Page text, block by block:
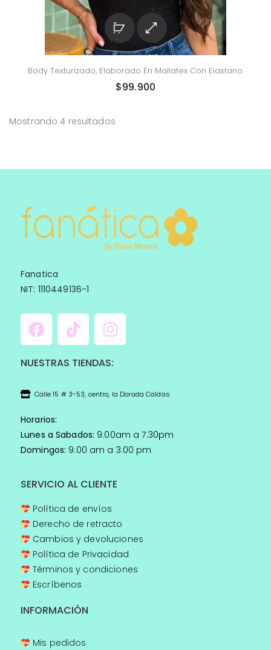
Body Texturizado, Elaborado En Mallatex Con Elastano.
$99.900
Mostrando 4 resultados
Fanatica
NIT: 1110449136-1
NUESTRAS TIENDAS:
Calle 15 # 3-53, centro, la Dorada Caldas
Horarios:
Lunes a Sabados: 9:00am a 7:30pm
Domingos: 9:00 am a 3:00 pm
SERVICIO AL CLIENTE
Política de envíos
Derecho de retracto
Cambios y devoluciones
Política de Privacidad
Términos y condiciones
Escríbenos
INFORMACIÓN
Mis pedidos